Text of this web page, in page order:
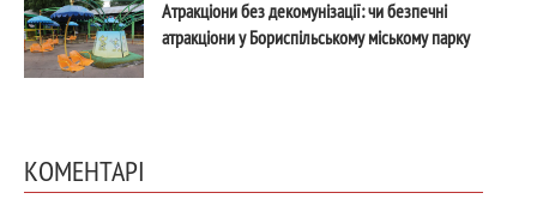
Атракціони без декомунізації: чи безпечні
атракціони у Бориспільському міському парку
КОМЕНТАРІ